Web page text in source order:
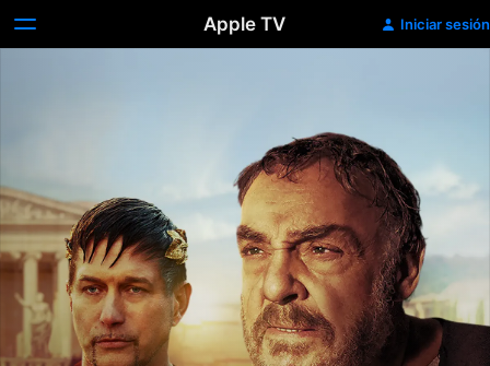
Apple TV Iniciar sesión